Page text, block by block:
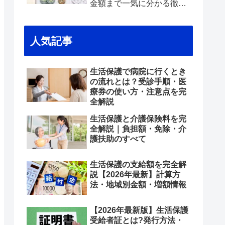
金額まで一気に分かる徹底
人気記事
生活保護で病院に行くとき
の流れとは？受診手順・医
療券の使い方・注意点を完
全解説
生活保護と介護保険料を完
全解説｜負担額・免除・介
護扶助のすべて
生活保護の支給額を完全解
説【2026年最新】計算方
法・地域別金額・増額情報
【2026年最新版】生活保護
受給者証とは?発行方法・